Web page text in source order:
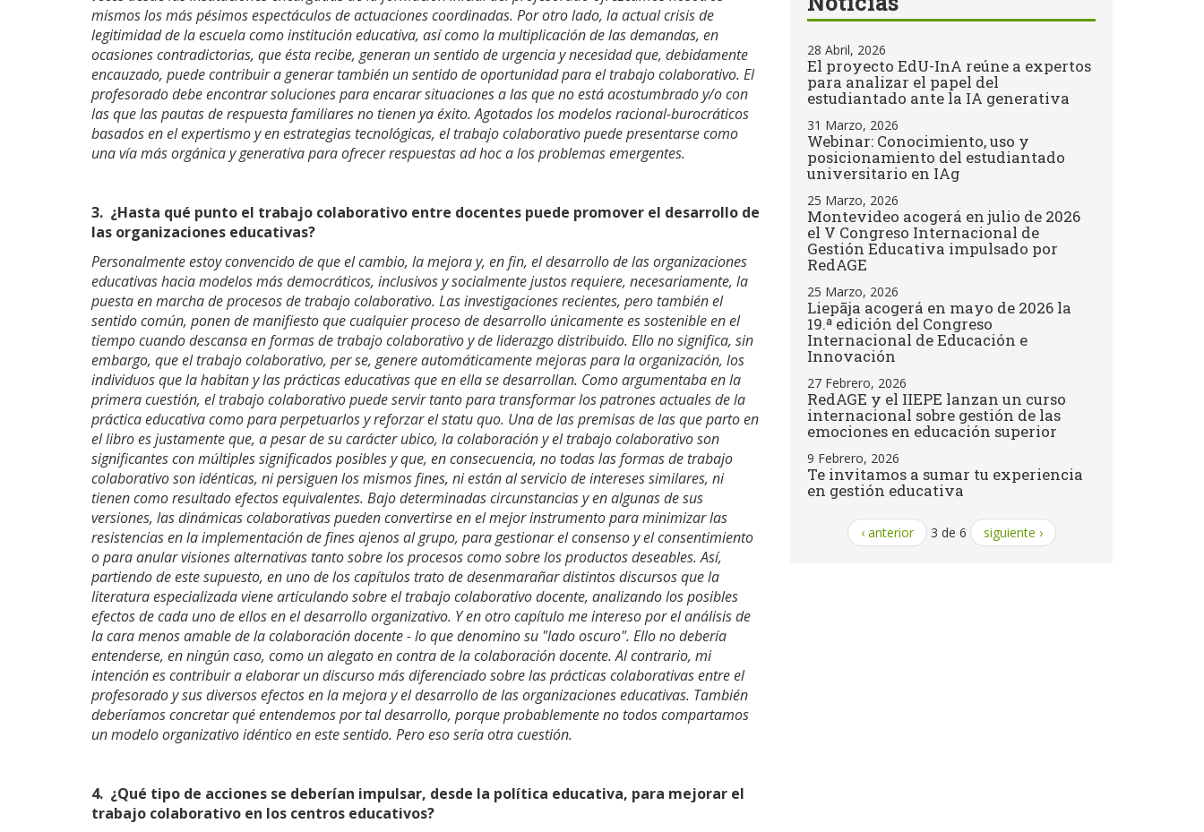
mismos los más pésimos espectáculos de actuaciones coordinadas. Por otro lado, la actual crisis de
legitimidad de la escuela como institución educativa, así como la multiplicación de las demandas, en
ocasiones contradictorias, que ésta recibe, generan un sentido de urgencia y necesidad que, debidamente
encauzado, puede contribuir a generar también un sentido de oportunidad para el trabajo colaborativo. El
profesorado debe encontrar soluciones para encarar situaciones a las que no está acostumbrado y/o con
las que las pautas de respuesta familiares no tienen ya éxito. Agotados los modelos racional-burocráticos
basados en el expertismo y en estrategias tecnológicas, el trabajo colaborativo puede presentarse como
una vía más orgánica y generativa para ofrecer respuestas ad hoc a los problemas emergentes.
3. ¿Hasta qué punto el trabajo colaborativo entre docentes puede promover el desarrollo de
las organizaciones educativas?
Personalmente estoy convencido de que el cambio, la mejora y, en fin, el desarrollo de las organizaciones
educativas hacia modelos más democráticos, inclusivos y socialmente justos requiere, necesariamente, la
puesta en marcha de procesos de trabajo colaborativo. Las investigaciones recientes, pero también el
sentido común, ponen de manifiesto que cualquier proceso de desarrollo únicamente es sostenible en el
tiempo cuando descansa en formas de trabajo colaborativo y de liderazgo distribuido. Ello no significa, sin
embargo, que el trabajo colaborativo, per se, genere automáticamente mejoras para la organización, los
individuos que la habitan y las prácticas educativas que en ella se desarrollan. Como argumentaba en la
primera cuestión, el trabajo colaborativo puede servir tanto para transformar los patrones actuales de la
práctica educativa como para perpetuarlos y reforzar el statu quo. Una de las premisas de las que parto en
el libro es justamente que, a pesar de su carácter ubico, la colaboración y el trabajo colaborativo son
significantes con múltiples significados posibles y que, en consecuencia, no todas las formas de trabajo
colaborativo son idénticas, ni persiguen los mismos fines, ni están al servicio de intereses similares, ni
tienen como resultado efectos equivalentes. Bajo determinadas circunstancias y en algunas de sus
versiones, las dinámicas colaborativas pueden convertirse en el mejor instrumento para minimizar las
resistencias en la implementación de fines ajenos al grupo, para gestionar el consenso y el consentimiento
o para anular visiones alternativas tanto sobre los procesos como sobre los productos deseables. Así,
partiendo de este supuesto, en uno de los capítulos trato de desenmarañar distintos discursos que la
literatura especializada viene articulando sobre el trabajo colaborativo docente, analizando los posibles
efectos de cada uno de ellos en el desarrollo organizativo. Y en otro capítulo me intereso por el análisis de
la cara menos amable de la colaboración docente - lo que denomino su "lado oscuro". Ello no debería
entenderse, en ningún caso, como un alegato en contra de la colaboración docente. Al contrario, mi
intención es contribuir a elaborar un discurso más diferenciado sobre las prácticas colaborativas entre el
profesorado y sus diversos efectos en la mejora y el desarrollo de las organizaciones educativas. También
deberíamos concretar qué entendemos por tal desarrollo, porque probablemente no todos compartamos
un modelo organizativo idéntico en este sentido. Pero eso sería otra cuestión.
4. ¿Qué tipo de acciones se deberían impulsar, desde la política educativa, para mejorar el
trabajo colaborativo en los centros educativos?
28 Abril, 2026
El proyecto EdU-InA reúne a expertos
para analizar el papel del
estudiantado ante la IA generativa
31 Marzo, 2026
Webinar: Conocimiento, uso y
posicionamiento del estudiantado
universitario en IAg
25 Marzo, 2026
Montevideo acogerá en julio de 2026
el V Congreso Internacional de
Gestión Educativa impulsado por
RedAGE
25 Marzo, 2026
Liepāja acogerá en mayo de 2026 la
19.ª edición del Congreso
Internacional de Educación e
Innovación
27 Febrero, 2026
RedAGE y el IIEPE lanzan un curso
internacional sobre gestión de las
emociones en educación superior
9 Febrero, 2026
Te invitamos a sumar tu experiencia
en gestión educativa
‹ anterior 3 de 6 siguiente ›